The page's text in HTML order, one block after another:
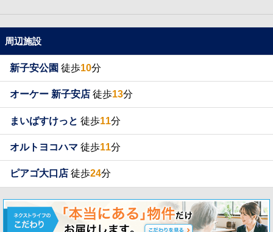
周辺施設
新子安公園 徒歩10分
オーケー 新子安店 徒歩13分
まいばすけっと 徒歩11分
オルトヨコハマ 徒歩11分
ピアゴ大口店 徒歩24分